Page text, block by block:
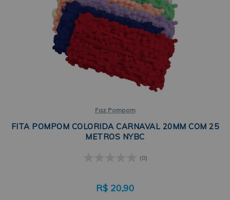
Faz Pompom
FITA POMPOM COLORIDA CARNAVAL 20MM COM 25
METROS NYBC
(0)
R$ 20,90